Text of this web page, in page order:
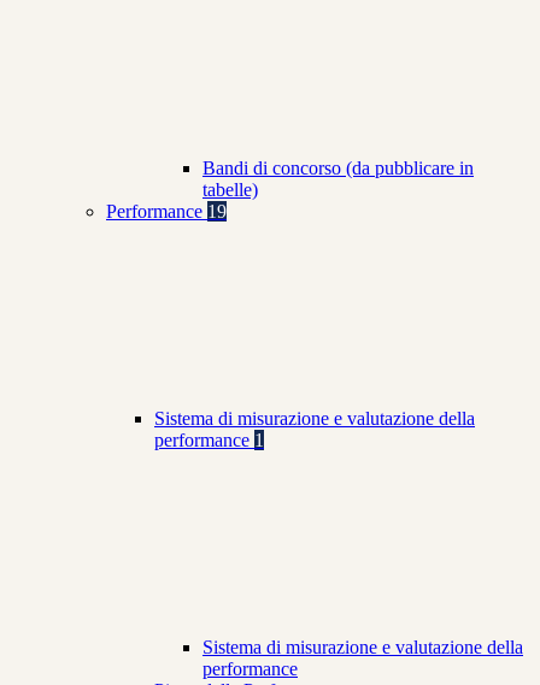
Bandi di concorso (da pubblicare in
tabelle)
Performance 19
Sistema di misurazione e valutazione della
performance 1
Sistema di misurazione e valutazione della
performance